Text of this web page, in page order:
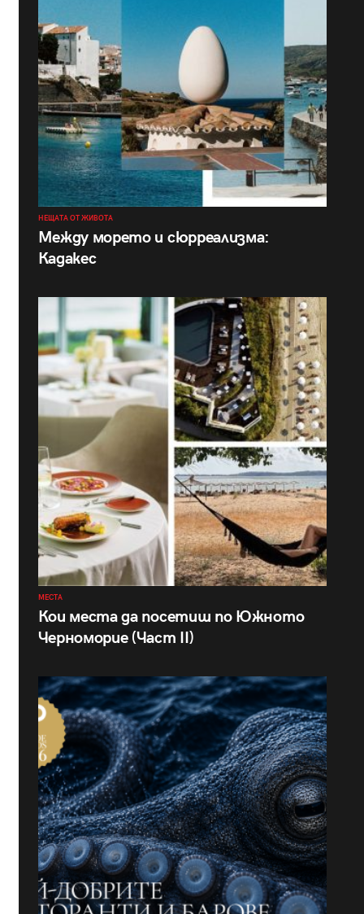
НЕЩАТА ОТ ЖИВОТА
Между морето и сюрреализма:
Кадакес
МЕСТА
Кои места да посетиш по Южното
Черноморие (Част II)